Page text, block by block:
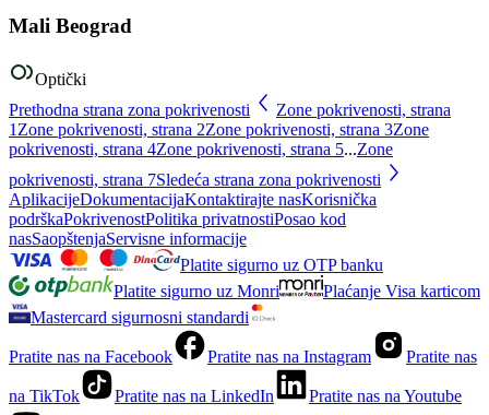
Mali Beograd
Optički
Prethodna strana zona pokrivenosti
Zone pokrivenosti, strana
1 Zone pokrivenosti, strana 2Zone pokrivenosti, strana 3Zone
pokrivenosti, strana 4Zone pokrivenosti, strana 5...Zone
pokrivenosti, strana 7Sledeća strana zona pokrivenosti
AplikacijeDokumentacijaKontaktirajte nasKorisnička
podrškaPokrivenostPolitika privatnostiPosao kod
nasSaopštenjaServisne informacije
Platite sigurno uz OTP banku
Platite sigurno uz Monri
Plaćanje Visa karticom
Mastercard sigurnosni standardi
Pratite nas na Facebook Pratite nas na Instagram Pratite nas
na TikTok Pratite nas na LinkedIn Pratite nas na Youtube